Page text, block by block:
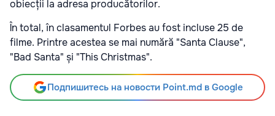
obiecții la adresa producătorilor.
În total, în clasamentul Forbes au fost incluse 25 de
filme. Printre acestea se mai numără "Santa Clause",
"Bad Santa" și "This Christmas".
Подпишитесь на новости Point.md в Google